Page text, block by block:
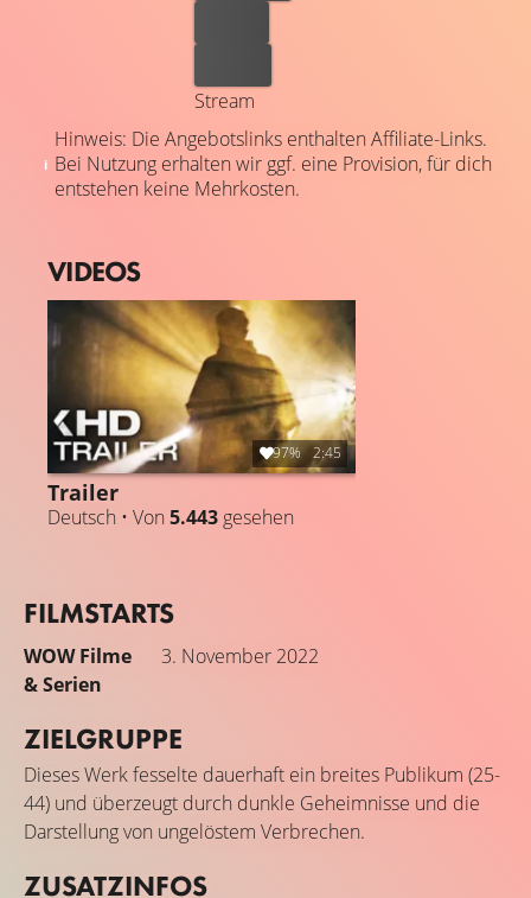
Stream
Hinweis: Die Angebotslinks enthalten Affiliate-Links.
Bei Nutzung erhalten wir ggf. eine Provision, für dich
entstehen keine Mehrkosten.
VIDEOS
97% 2:45
Trailer
Deutsch • Von5.443 gesehen
FILMSTARTS
WOW Filme
& Serien
3. November 2022
ZIELGRUPPE
Dieses Werk fesselte dauerhaft ein breites Publikum (25-
44) und überzeugt durch dunkle Geheimnisse und die
Darstellung von ungelöstem Verbrechen.
ZUSATZINFOS